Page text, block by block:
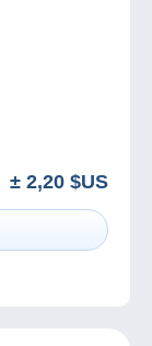
± 2,20 $US